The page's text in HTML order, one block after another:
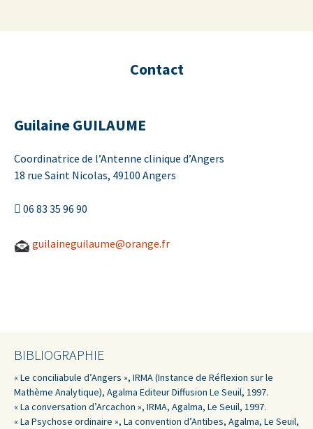
UFORCA
Contact
Guilaine GUILAUME
Coordinatrice de l’Antenne clinique d’Angers
18 rue Saint Nicolas, 49100 Angers
 06 83 35 96 90
guilaineguilaume@orange.fr
BIBLIOGRAPHIE
« Le conciliabule d’Angers », IRMA (Instance de Réflexion sur le
Mathème Analytique), Agalma Editeur Diffusion Le Seuil, 1997.
« La conversation d’Arcachon », IRMA, Agalma, Le Seuil, 1997.
« La Psychose ordinaire », La convention d’Antibes, Agalma, Le Seuil,